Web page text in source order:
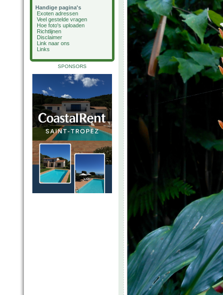
Handige pagina's
Exoten adressen
Veel gestelde vragen
Hoe foto's uploaden
Richtlijnen
Disclaimer
Link naar ons
Links
SPONSORS